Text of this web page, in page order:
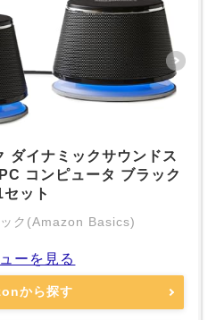
ダイナミックサウンドス
コンピュータ ブラック
セット
ク(Amazon Basics)
ーを見る
から探す